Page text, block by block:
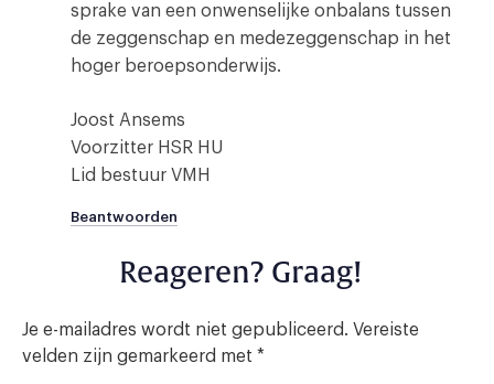
sprake van een onwenselijke onbalans tussen
de zeggenschap en medezeggenschap in het
hoger beroepsonderwijs.
Joost Ansems
Voorzitter HSR HU
Lid bestuur VMH
Beantwoorden
Reageren? Graag!
Je e-mailadres wordt niet gepubliceerd. Vereiste
velden zijn gemarkeerd met *